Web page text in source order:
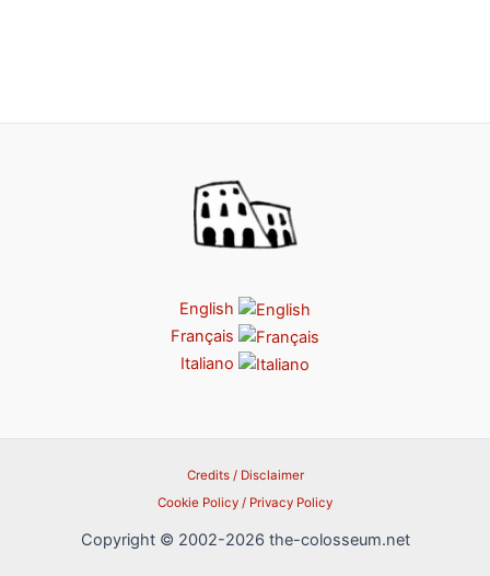
English
Français
Italiano
Credits / Disclaimer
Cookie Policy / Privacy Policy
Copyright © 2002-2026 the-colosseum.net